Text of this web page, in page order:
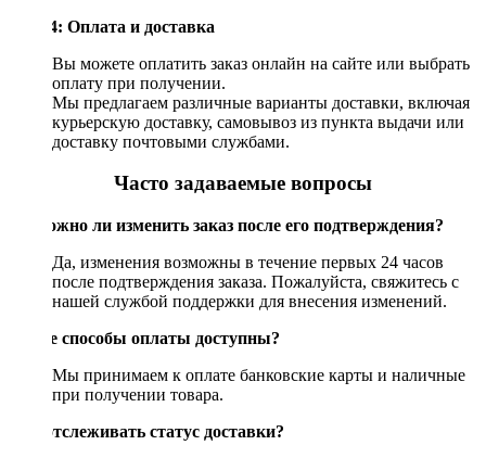
Шаг 4: Оплата и доставка
Вы можете оплатить заказ онлайн на сайте или выбрать
оплату при получении.
Мы предлагаем различные варианты доставки, включая
курьерскую доставку, самовывоз из пункта выдачи или
доставку почтовыми службами.
Часто задаваемые вопросы
Возможно ли изменить заказ после его подтверждения?
Да, изменения возможны в течение первых 24 часов
после подтверждения заказа. Пожалуйста, свяжитесь с
нашей службой поддержки для внесения изменений.
Какие способы оплаты доступны?
Мы принимаем к оплате банковские карты и наличные
при получении товара.
Как отслеживать статус доставки?